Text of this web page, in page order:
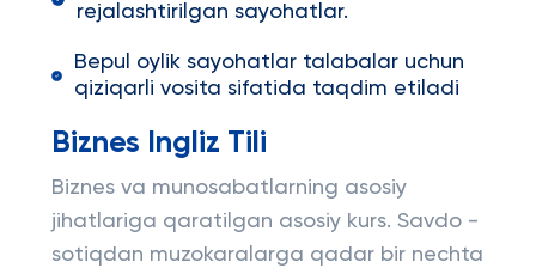
rejalashtirilgan sayohatlar.
Bepul oylik sayohatlar talabalar uchun
qiziqarli vosita sifatida taqdim etiladi
Biznes Ingliz Tili
Biznes va munosabatlarning asosiy
jihatlariga qaratilgan asosiy kurs. Savdo -
sotiqdan muzokaralarga qadar bir nechta